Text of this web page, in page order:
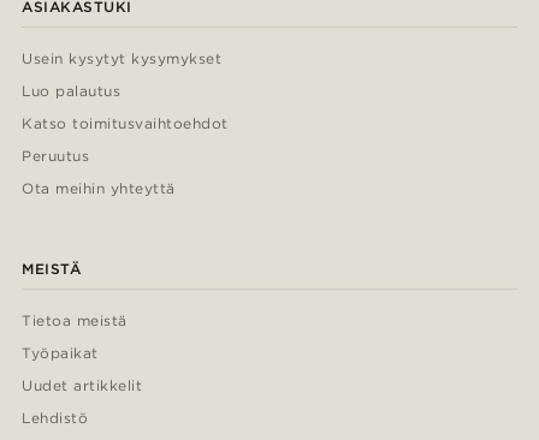
ASIAKASTUKI
Usein kysytyt kysymykset
Luo palautus
Katso toimitusvaihtoehdot
Peruutus
Ota meihin yhteyttä
MEISTÄ
Tietoa meistä
Työpaikat
Uudet artikkelit
Lehdistö